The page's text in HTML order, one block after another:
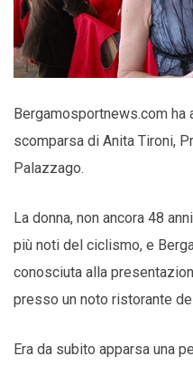
Bergamosportnews.com
scomparsa di Anita Tironi,
Palazzago.
La donna, non ancora 48
più noti del ciclismo, e
conosciuta alla
presso un noto ristorante
Era da subito apparsa una